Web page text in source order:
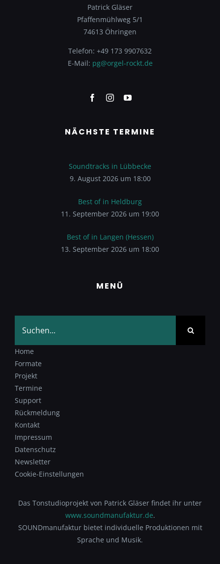
NÄCHSTE TERMINE
Soundtracks in Lübbecke
9. August 2026 um 18:00
Best of in Heldburg
11. September 2026 um 19:00
Best of in Langen (Hessen)
13. September 2026 um 18:00
Patrick Gläser
Pfaffenmühlweg 5/1
74613 Öhringen
Telefon: +49 173 9907632
E-Mail: pg@orgel-rockt.de
MENÜ
nach:
Home
Formate
Projekt
Termine
Support
Rückmeldung
Kontakt
Impressum
Datenschutz
Newsletter
Cookie-Einstellungen
Das Tonstudioprojekt von Patrick Gläser findet ihr unter
www.soundmanufaktur.de.
SOUNDmanufaktur bietet individuelle Produktionen mit
Sprache und Musik.